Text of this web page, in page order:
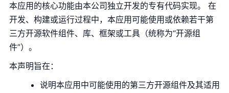
本应用的核心功能由本公司独立开发的专有代码实现。 在
开发、构建或运行过程中，本应用可能使用或依赖若干第
三方开源软件组件、库、框架或工具（统称为“开源组
件”）。
本声明旨在：
说明本应用中可能使用的第三方开源组件及其适用